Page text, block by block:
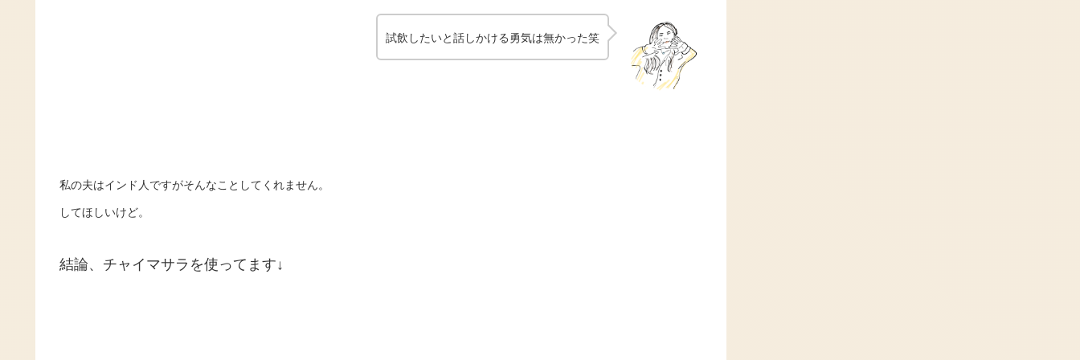
試飲したいと話しかける勇気は無かった笑
私の夫はインド人ですがそんなことしてくれません。
してほしいけど。
結論、チャイマサラを使ってます↓